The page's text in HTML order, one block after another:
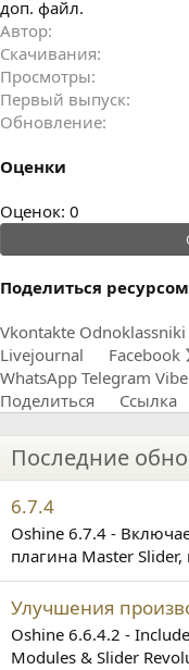
доп. файл.
Автор
Скачивания
Просмотры
Первый выпуск
Обновление
Оценки
0
.
0
0
з
в
ё
з
д
Оценок: 0
Поделиться ресурсом
Vkontakte Odnoklassniki
Livejournal
Facebook
WhatsApp Telegram
Поделиться
Ссылка
Последние
6.7.4
Oshine 6.7.4 -
плагина Master
Улучшения
Oshine 6.6.4.2 -
Modules & Slider